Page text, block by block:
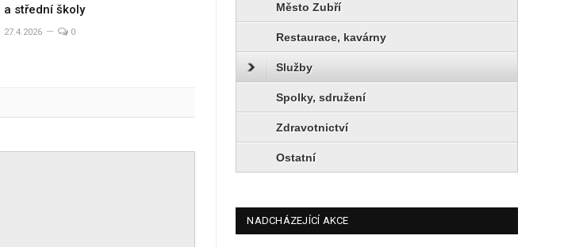
a střední školy
27.4.2026 0
Město Zubří
Restaurace, kavárny
Služby
Spolky, sdružení
Zdravotnictví
Ostatní
NADCHÁZEJÍCÍ AKCE